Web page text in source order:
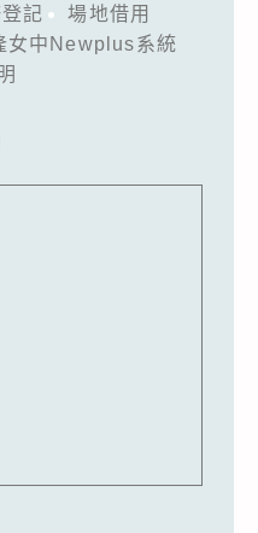
記
場地借用
女中Newplus系統